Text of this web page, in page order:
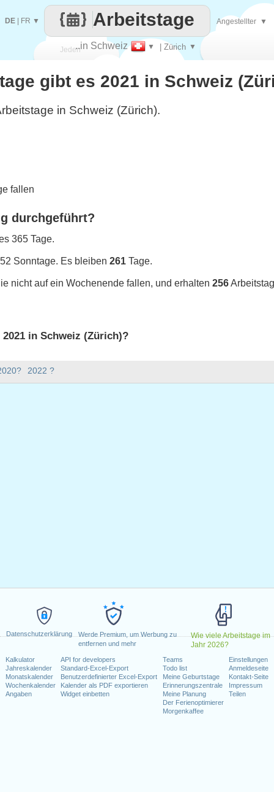
Datenschutzerklärung
Werde Premium, um Werbung zu
entfernen und mehr
Wie viele Arbeitstage im
Jahr 2026?
Kalkulator
Jahreskalender
Monatskalender
Wochenkalender
Angaben
API for developers
Standard-Excel-Export
Benutzerdefinierter Excel-Export
Kalender als PDF exportieren
Widget einbetten
Teams
Todo list
Meine Geburtstage
Erinnerungszentrale
Meine Planung
Der Ferienoptimierer
Morgenkaffee
Einstellungen
Anmeldeseite
Kontakt-Seite
Impressum
Teilen
Jeden
Tag
..in Schweiz ▼ | Zürich ▼
Arbeitstage
DE FR ▼ Angestellter ▼
2022 ?
gibt es 2021 in Schweiz
in Schweiz (Zürich).
fallen
durchgeführt?
365 Tage.
Sonntage. Es bleiben 261 Tage.
nicht auf ein Wochenende fallen, und erhalten 256
in Schweiz (Zürich)?
fallen
2021
2021
2021
2021